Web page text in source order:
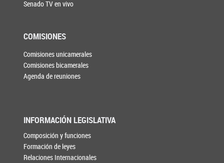
Senado TV en vivo
COMISIONES
Comisiones unicamerales
Comisiones bicamerales
Agenda de reuniones
INFORMACIÓN LEGISLATIVA
Composición y funciones
Formación de leyes
Relaciones Internacionales